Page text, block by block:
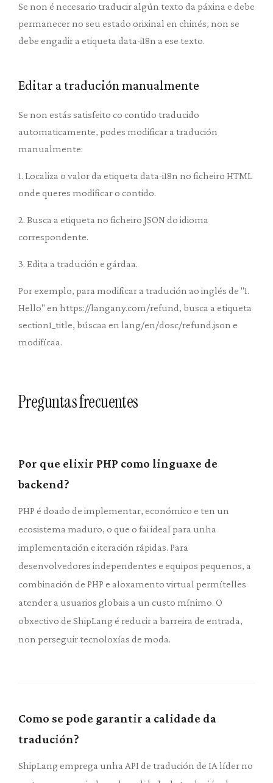
Se non é necesario traducir algún texto da páxina e debe
permanecer no seu estado orixinal en chinés, non se
debe engadir a etiqueta data-i18n a ese texto.
Editar a tradución manualmente
Se non estás satisfeito co contido traducido
automaticamente, podes modificar a tradución
manualmente:
1. Localiza o valor da etiqueta data-i18n no ficheiro HTML
onde queres modificar o contido.
2. Busca a etiqueta no ficheiro JSON do idioma
correspondente.
3. Edita a tradución e gárdaa.
Por exemplo, para modificar a tradución ao inglés de "1.
Hello" en https://langany.com/refund, busca a etiqueta
section1_title, búscaa en lang/en/dosc/refund.json e
modifícaa.
Preguntas frecuentes
Por que elixir PHP como linguaxe de
backend?
PHP é doado de implementar, económico e ten un
ecosistema maduro, o que o fai ideal para unha
implementación e iteración rápidas. Para
desenvolvedores independentes e equipos pequenos, a
combinación de PHP e aloxamento virtual permítelles
atender a usuarios globais a un custo mínimo. O
obxectivo de ShipLang é reducir a barreira de entrada,
non perseguir tecnoloxías de moda.
Como se pode garantir a calidade da
tradución?
ShipLang emprega unha API de tradución de IA líder no